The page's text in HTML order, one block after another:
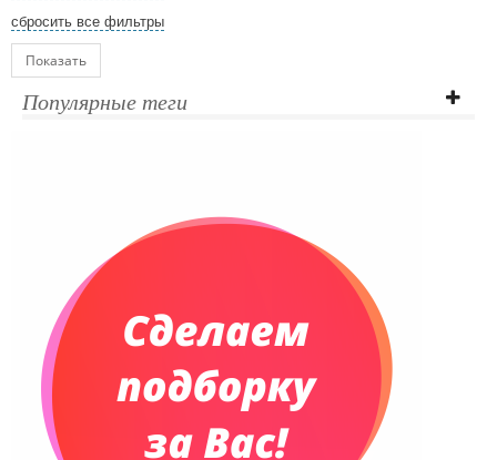
сбросить все фильтры
Показать
Популярные теги